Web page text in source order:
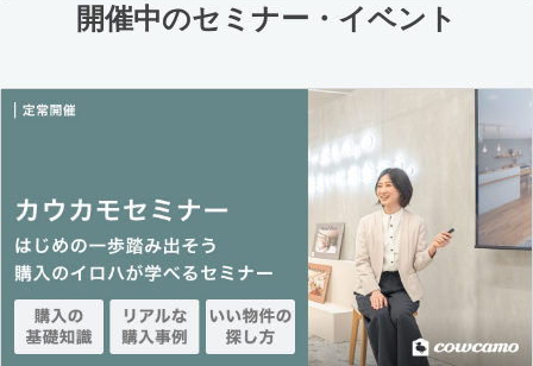
開催中のセミナー・イベント